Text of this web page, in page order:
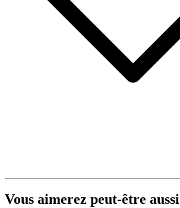
Vous aimerez peut-être aussi